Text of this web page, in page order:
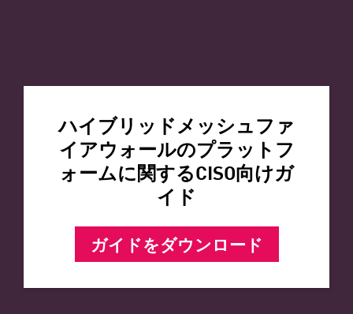
ハイブリッドメッシュファ
イアウォールのプラットフ
ォームに関するCISO向けガ
イド
ガイドをダウンロード